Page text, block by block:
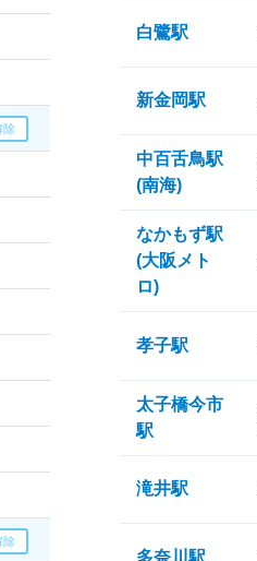
白鷺駅
新金岡駅
中百舌鳥駅
(南海)
なかもず駅
(大阪メト
ロ)
孝子駅
太子橋今市
駅
滝井駅
多奈川駅